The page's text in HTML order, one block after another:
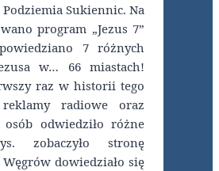
Sukiennic. Na
program „Jezus 7”
7 różnych
w… 66 miastach!
raz w historii tego
radiowe oraz
odwiedziło różne
zobaczyło stronę
dowiedziało się